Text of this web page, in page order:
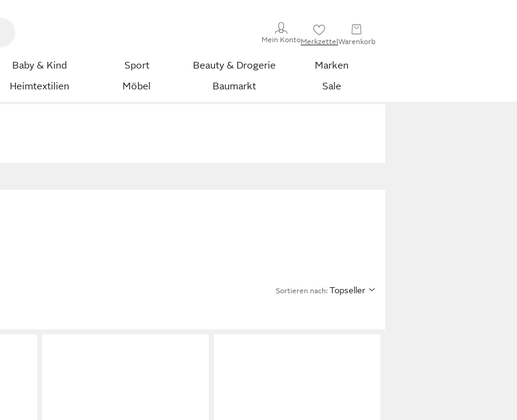
Mein KontoMerkzettelWarenkorb
Baby & Kind Sport Beauty & Drogerie
Marken
Heimtextilien Möbel Baumarkt Sale
Sortieren nach: Topseller